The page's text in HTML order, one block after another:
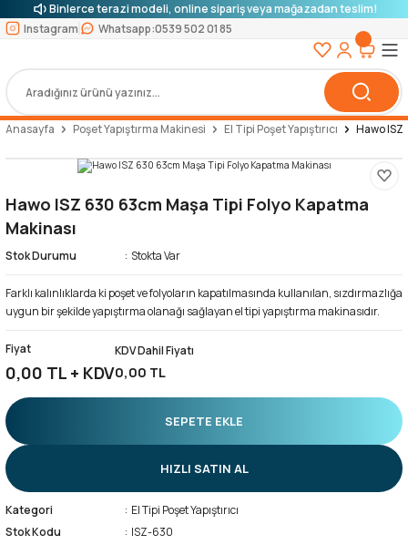
Binlerce terazi modeli, online sipariş veya mağazadan teslim!
Instagram
Whatsapp:0539 502 01 85
Anasayfa Poşet Yapıştırma Makinesi El Tipi Poşet Yapıştırıcı Hawo ISZ
Hawo ISZ 630 63cm Maşa Tipi Folyo Kapatma
Makinası
Stok Durumu Stokta Var
Farklı kalınlıklarda ki poşet ve folyoların kapatılmasında kullanılan, sızdırmazlığa
uygun bir şekilde yapıştırma olanağı sağlayan el tipi yapıştırma makinasıdır.
Fiyat
0,00 TL + KDV
KDV Dahil Fiyatı
0,00 TL
SEPETE EKLE
HIZLI SATIN AL
Kategori
El Tipi Poşet Yapıştırıcı
Stok Kodu
ISZ-630